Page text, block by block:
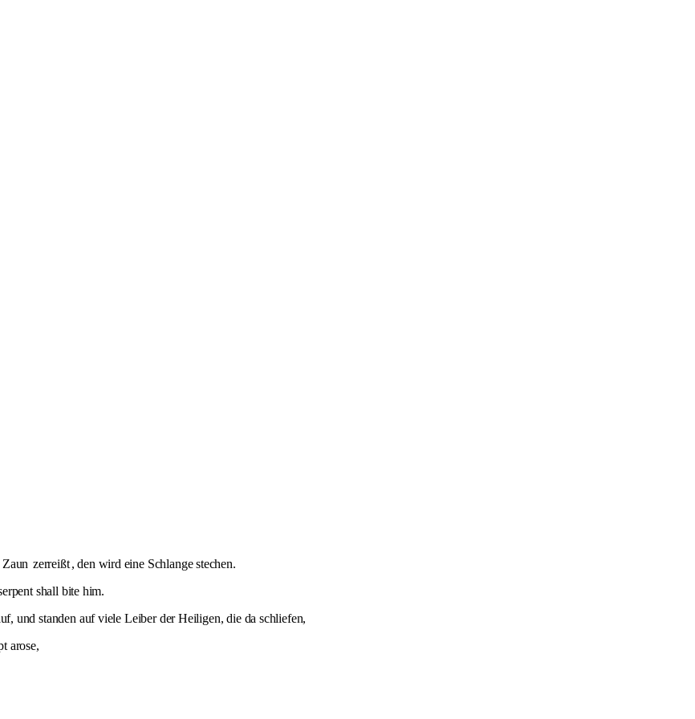
zerreißt , den wird eine Schlange stechen.
shall bite him.
und standen auf viele Leiber der Heiligen, die da schliefen,
arose,